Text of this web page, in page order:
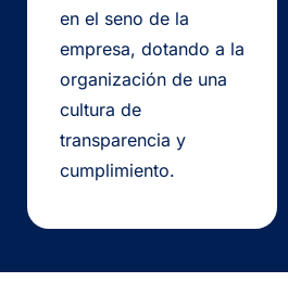
en el seno de la
empresa, dotando a la
organización de una
cultura de
transparencia y
cumplimiento.